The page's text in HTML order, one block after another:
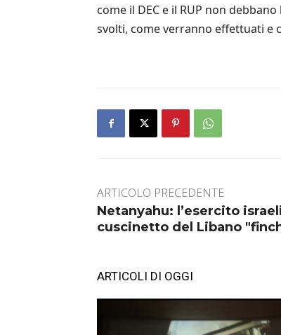
come il DEC e il RUP non
svolti, come verranno effettuati e
ARTICOLO PRECEDENTE
Netanyahu: l’esercito
cuscinetto del Libano
ARTICOLI DI OGGI